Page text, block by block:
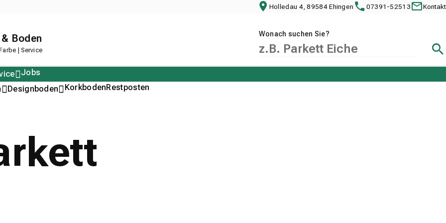
Holledau 4, 89584 Ehingen 07391-52513 Kontakt
Boden
| Service
Wonach suchen Sie?
Designboden KorkbodenRestposten
Jobs